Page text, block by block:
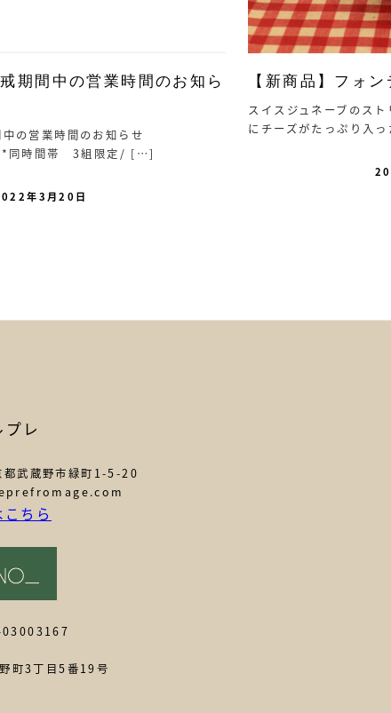
期間中の営業時間のお知ら
の営業時間のお知らせ
同時間帯 3組限定/ […]
年3月20日
【新商品】フォ
スイスジュネーブのス
にチーズがたっぷり入
レ
武蔵野市緑町1-5-20
ちら
町3丁目5番19号